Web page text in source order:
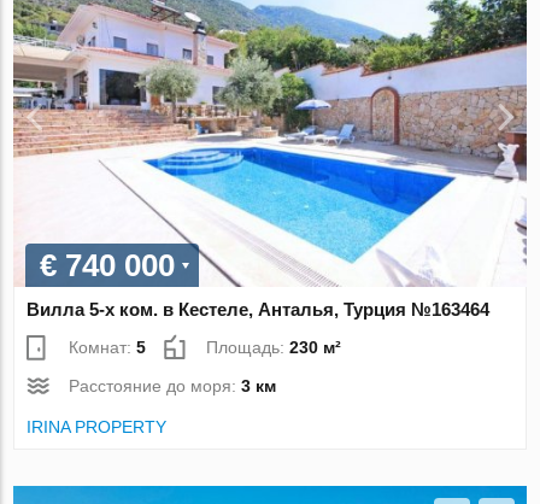
€ 740 000
Вилла 5-х ком. в Кестеле, Анталья, Турция №163464
Комнат:5 Площадь:230 м²
Расстояние до моря:3 км
IRINA PROPERTY